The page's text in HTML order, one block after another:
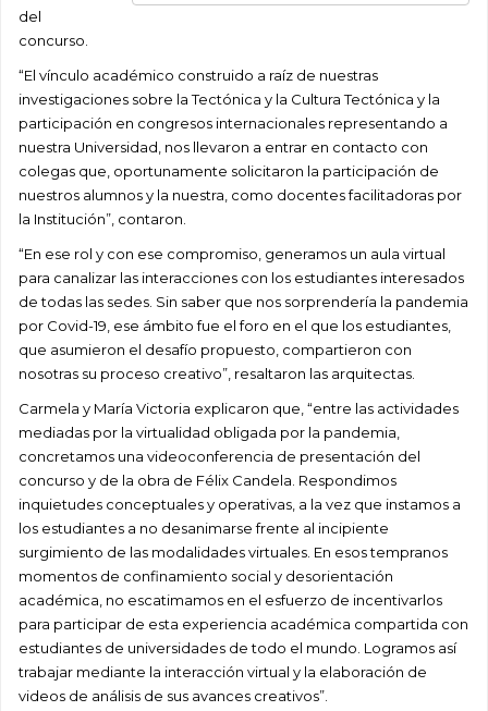
del
concurso.
“El vínculo académico construido a raíz de nuestras
investigaciones sobre la Tectónica y la Cultura Tectónica y la
participación en congresos internacionales representando a
nuestra Universidad, nos llevaron a entrar en contacto con
colegas que, oportunamente solicitaron la participación de
nuestros alumnos y la nuestra, como docentes facilitadoras por
la Institución”, contaron.
“En ese rol y con ese compromiso, generamos un aula virtual
para canalizar las interacciones con los estudiantes interesados
de todas las sedes. Sin saber que nos sorprendería la pandemia
por Covid-19, ese ámbito fue el foro en el que los estudiantes,
que asumieron el desafío propuesto, compartieron con
nosotras su proceso creativo”, resaltaron las arquitectas.
Carmela y María Victoria explicaron que, “entre las actividades
mediadas por la virtualidad obligada por la pandemia,
concretamos una videoconferencia de presentación del
concurso y de la obra de Félix Candela. Respondimos
inquietudes conceptuales y operativas, a la vez que instamos a
los estudiantes a no desanimarse frente al incipiente
surgimiento de las modalidades virtuales. En esos tempranos
momentos de confinamiento social y desorientación
académica, no escatimamos en el esfuerzo de incentivarlos
para participar de esta experiencia académica compartida con
estudiantes de universidades de todo el mundo. Logramos así
trabajar mediante la interacción virtual y la elaboración de
videos de análisis de sus avances creativos”.